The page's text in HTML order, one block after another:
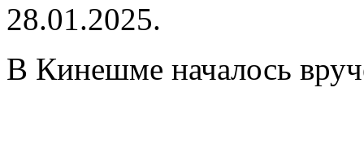
28.01.2025.
В Кинешме началось